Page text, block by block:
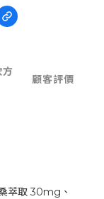
顧客評價
萃取 30mg、